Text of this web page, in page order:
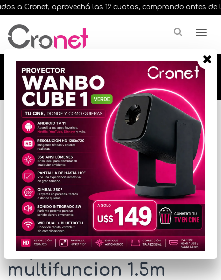
a Cronet, aprovechá las 12 cuotas, comprando antes de
🔥🔥🔥 12 cuotas, en todos nuestros artículos,
comprando antes de las 13 hrs. envíos en el
día 🔥🔥🔥
Inicio VARIOS INFORMATICA CABLES
* Las imágenes se exhiben con fines ilustrativos.
Cable USB 2.0 para
Impresora
multifuncion 1.5m